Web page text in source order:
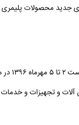
جدید محصولات پلیمری
گفتنی
آلات و تجهیزات و